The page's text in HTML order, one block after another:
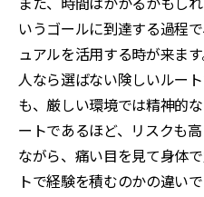
いうゴールに到達する過程
ュアルを活用する時が来ま
人なら選ばない険しいルー
も、厳しい環境では精神的
ートであるほど、リスクも
ながら、痛い目を見て身体
トで経験を積むのかの違いで